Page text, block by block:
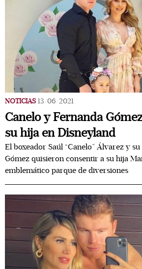
NOTICIAS 13/06/2021
Canelo y Fernanda
su hija en Disneyland
El boxeador Saúl “Canelo” Álvarez y
Gómez quisieron consentir a su hija
emblemático parque de diversiones